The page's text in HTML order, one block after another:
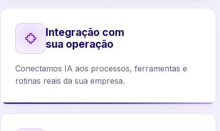
Integração com
sua operação
Conectamos IA aos processos, ferramentas e
rotinas reais da sua empresa.